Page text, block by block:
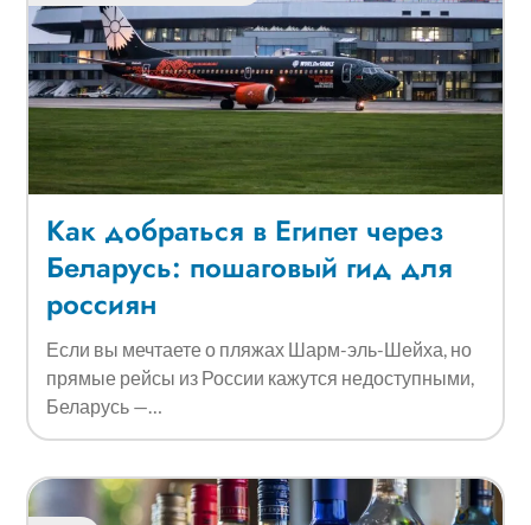
Как добраться в Египет через
Беларусь: пошаговый гид для
россиян
Если вы мечтаете о пляжах Шарм-эль-Шейха, но
прямые рейсы из России кажутся недоступными,
Беларусь —…